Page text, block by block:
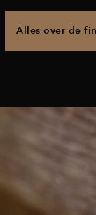
Alles over de